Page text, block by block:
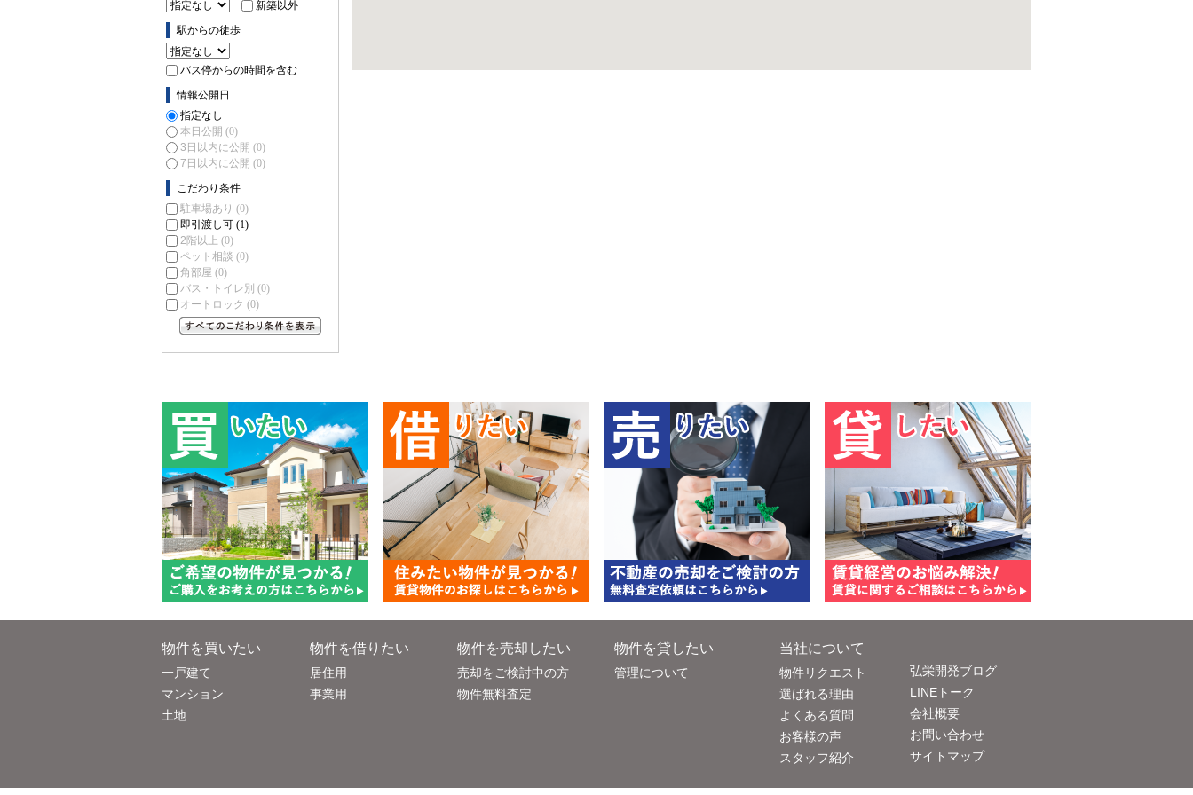
新築以外
駅からの徒歩
バス停からの時間を含む
情報公開日
指定なし
本日公開 (0)
3日以内に公開 (0)
7日以内に公開 (0)
こだわり条件
駐車場あり (0)
即引渡し可 (1)
2階以上 (0)
ペット相談 (0)
角部屋 (0)
バス・トイレ別 (0)
オートロック (0)
物件を買いたい
一戸建て
マンション
土地
物件を借りたい
居住用
事業用
物件を売却したい
売却をご検討中の方
物件無料査定
物件を貸したい
管理について
当社について
物件リクエスト
選ばれる理由
よくある質問
お客様の声
スタッフ紹介
弘栄開発ブログ
LINEトーク
会社概要
お問い合わせ
サイトマップ